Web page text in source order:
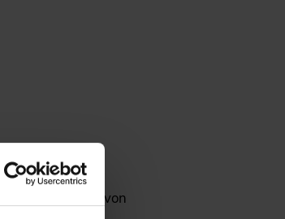
Branche
und Integration von